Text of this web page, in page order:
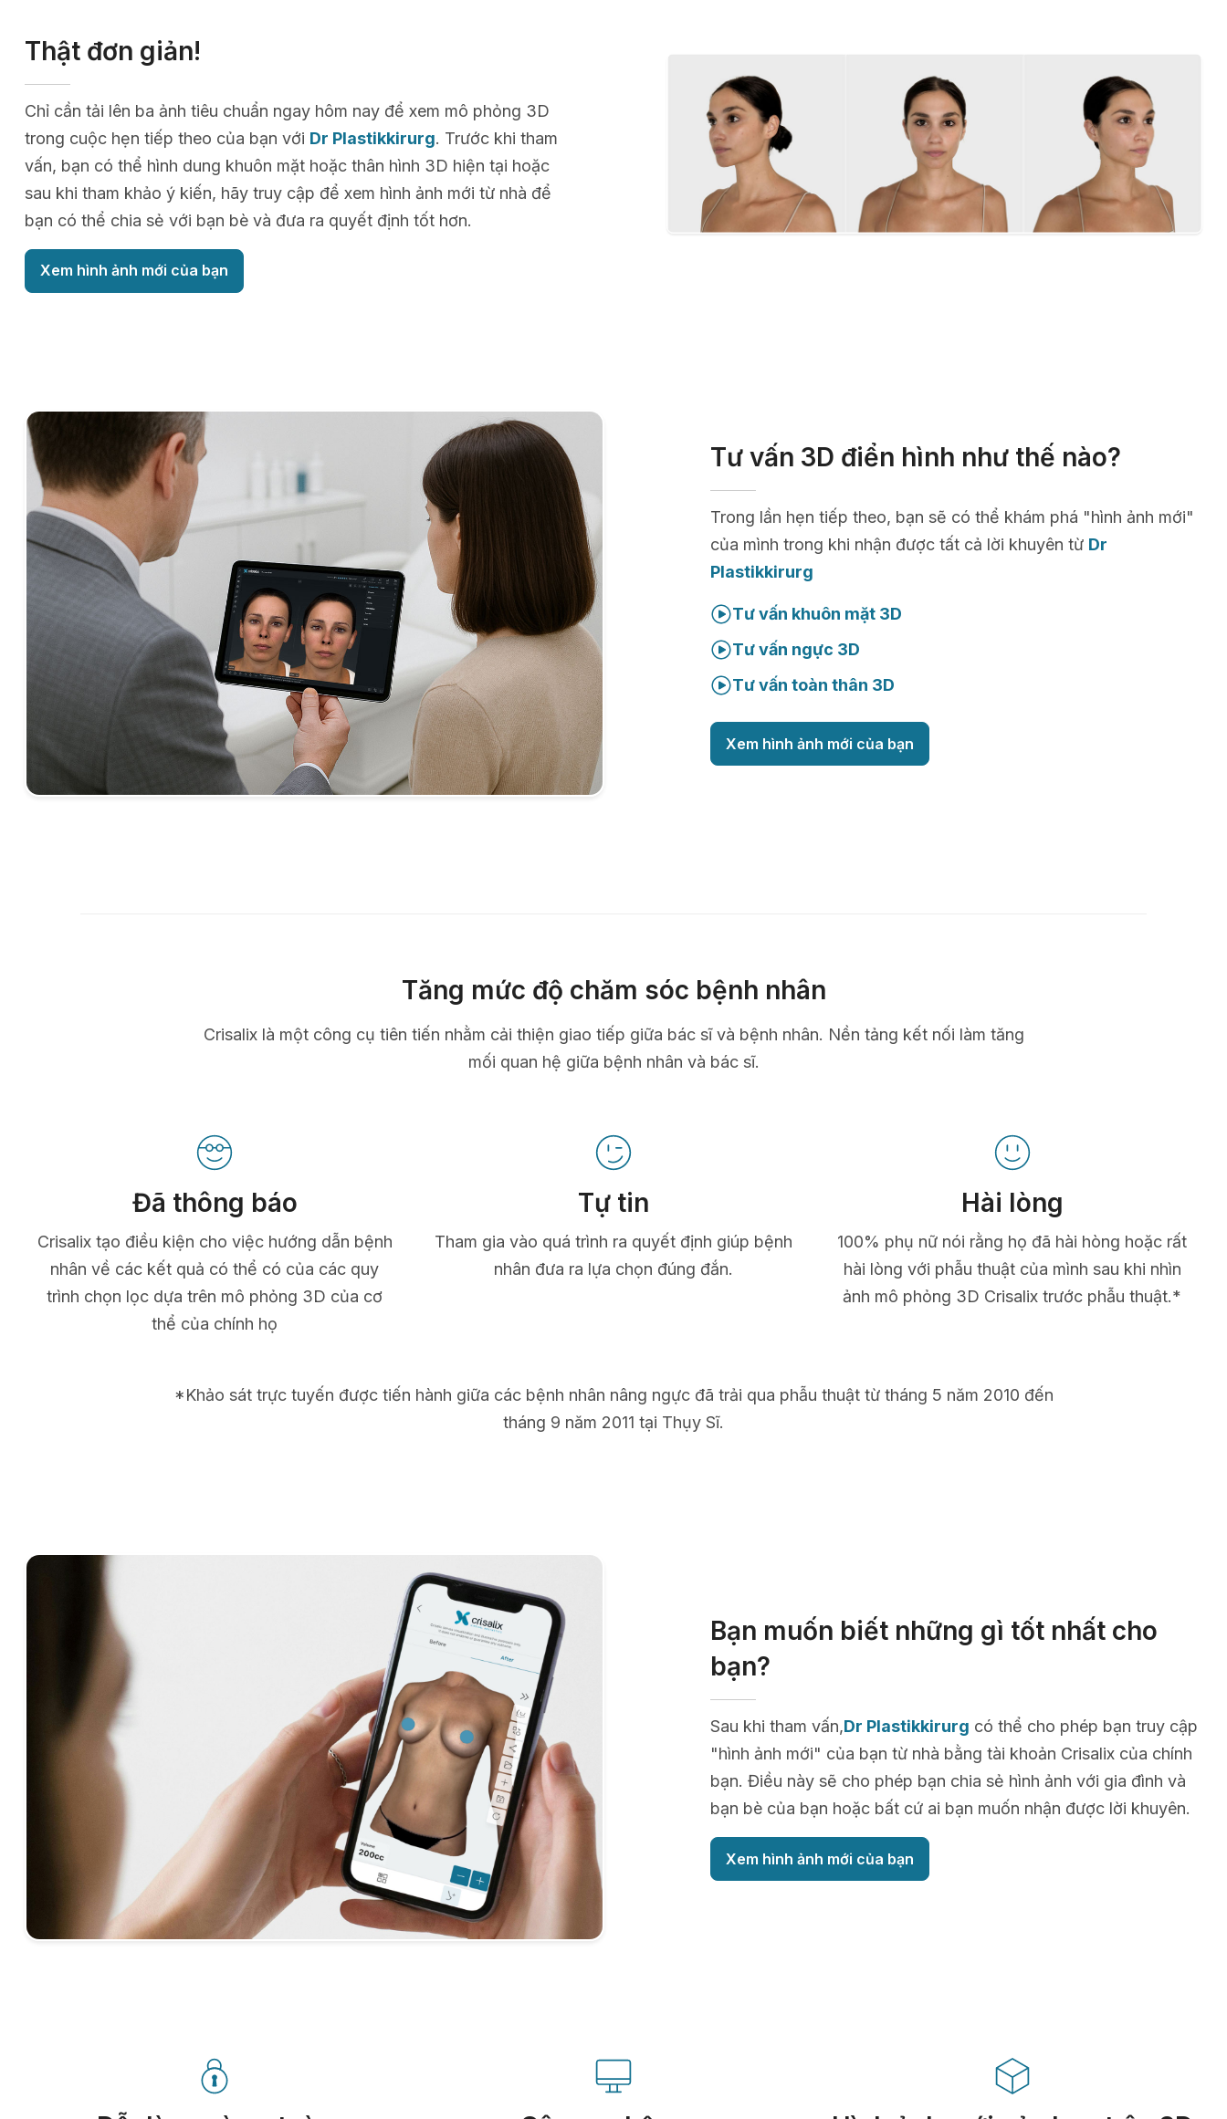
Thật đơn giản!
Chỉ cần tải lên ba ảnh tiêu chuẩn ngay hôm nay để xem mô phỏng 3D
trong cuộc hẹn tiếp theo của bạn với Dr Plastikkirurg. Trước khi tham
vấn, bạn có thể hình dung khuôn mặt hoặc thân hình 3D hiện tại hoặc
sau khi tham khảo ý kiến, hãy truy cập để xem hình ảnh mới từ nhà để
bạn có thể chia sẻ với bạn bè và đưa ra quyết định tốt hơn.
Xem hình ảnh mới của bạn
Tư vấn 3D điển hình như thế nào?
Trong lần hẹn tiếp theo, bạn sẽ có thể khám phá "hình ảnh mới"
của mình trong khi nhận được tất cả lời khuyên từ Dr
Plastikkirurg
Tư vấn khuôn mặt 3D
Tư vấn ngực 3D
Tư vấn toàn thân 3D
Xem hình ảnh mới của bạn
Tăng mức độ chăm sóc bệnh nhân
Crisalix là một công cụ tiên tiến nhằm cải thiện giao tiếp giữa bác sĩ và bệnh nhân. Nền tảng kết nối làm tăng
mối quan hệ giữa bệnh nhân và bác sĩ.
Đã thông báo
Crisalix tạo điều kiện cho việc hướng dẫn bệnh
nhân về các kết quả có thể có của các quy
trình chọn lọc dựa trên mô phỏng 3D của cơ
thể của chính họ
Tự tin
Tham gia vào quá trình ra quyết định giúp bệnh
nhân đưa ra lựa chọn đúng đắn.
Hài lòng
100% phụ nữ nói rằng họ đã hài hòng hoặc rất
hài lòng với phẫu thuật của mình sau khi nhìn
ảnh mô phỏng 3D Crisalix trước phẫu thuật.*
*Khảo sát trực tuyến được tiến hành giữa các bệnh nhân nâng ngực đã trải qua phẫu thuật từ tháng 5 năm 2010 đến
tháng 9 năm 2011 tại Thụy Sĩ.
Bạn muốn biết những gì tốt nhất cho
bạn?
Sau khi tham vấn,Dr Plastikkirurg có thể cho phép bạn truy cập
"hình ảnh mới" của bạn từ nhà bằng tài khoản Crisalix của chính
bạn. Điều này sẽ cho phép bạn chia sẻ hình ảnh với gia đình và
bạn bè của bạn hoặc bất cứ ai bạn muốn nhận được lời khuyên.
Xem hình ảnh mới của bạn